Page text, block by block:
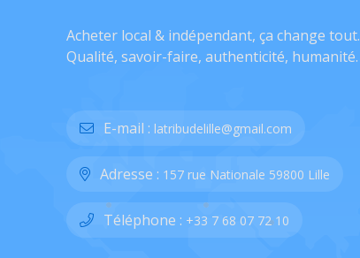
Acheter local & indépendant, ça change tout.
Qualité, savoir-faire, authenticité, humanité.
E-mail : latribudelille@gmail.com
Adresse : 157 rue Nationale 59800 Lille
Téléphone : +33 7 68 07 72 10